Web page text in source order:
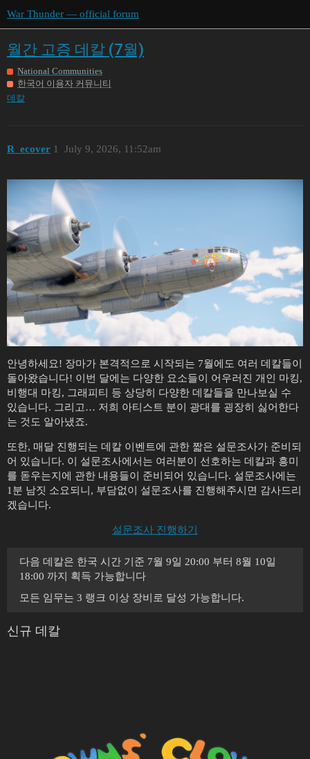
War Thunder — official forum
월간 고증 데칼 (7월)
National Communities
한국어 이용자 커뮤니티
데칼
R_ecover July 9, 2026, 11:52am
1
안녕하세요! 장마가 본격적으로 시작되는 7월에도 여러 데칼들이
돌아왔습니다! 이번 달에는 다양한 요소들이 어우러진 개인 마킹,
비행대 마킹, 그래피티 등 상당히 다양한 데칼들을 만나보실 수
있습니다. 그리고… 저희 아티스트 분이 광대를 굉장히 싫어한다
는 것도 알아냈죠.
또한, 매달 진행되는 데칼 이벤트에 관한 짧은 설문조사가 준비되
어 있습니다. 이 설문조사에서는 여러분이 선호하는 데칼과 흥미
를 돋우는지에 관한 내용들이 준비되어 있습니다. 설문조사에는
1분 남짓 소요되니, 부담없이 설문조사를 진행해주시면 감사드리
겠습니다.
설문조사 진행하기
다음 데칼은 한국 시간 기준 7월 9일 20:00 부터 8월 10일
18:00 까지 획득 가능합니다
모든 임무는 3 랭크 이상 장비로 달성 가능합니다.
신규 데칼